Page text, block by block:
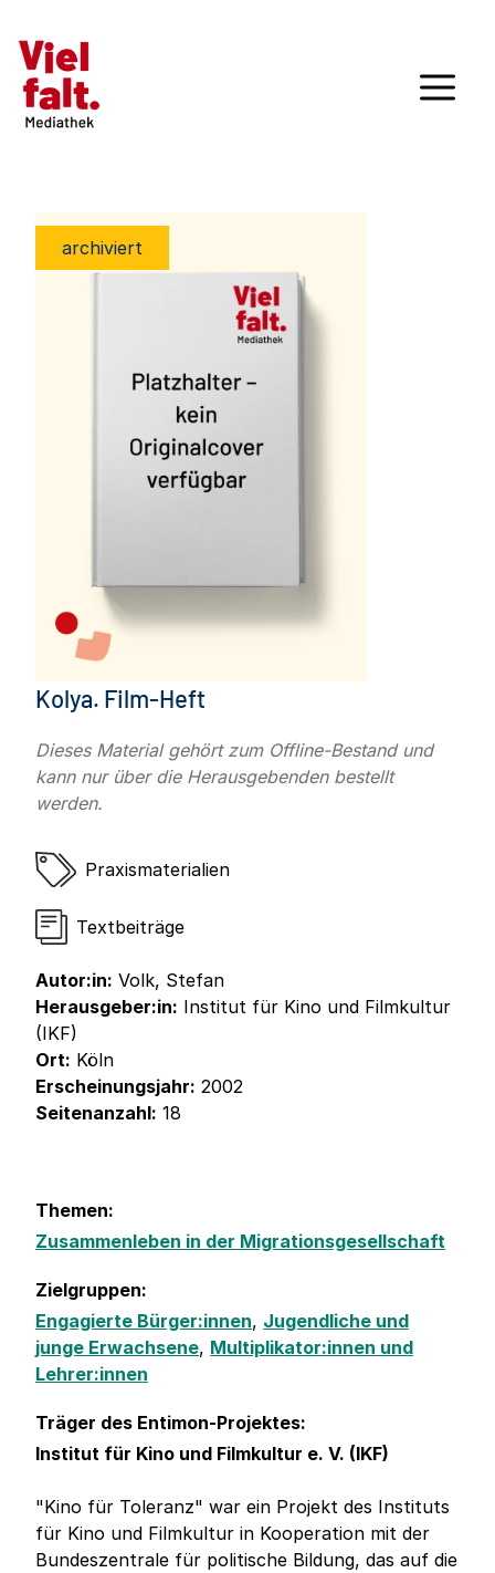
archiviert
Kolya. Film-Heft
Dieses Material gehört zum Offline-Bestand und
kann nur über die Herausgebenden bestellt
werden.
Praxismaterialien
Textbeiträge
Autor:in: Volk, Stefan
Herausgeber:in: Institut für Kino und Filmkultur
(IKF)
Ort: Köln
Erscheinungsjahr: 2002
Seitenanzahl: 18
Themen:
Zusammenleben in der Migrationsgesellschaft
Zielgruppen:
Engagierte Bürger:innen, Jugendliche und
junge Erwachsene, Multiplikator:innen und
Lehrer:innen
Träger des Entimon-Projektes:
Institut für Kino und Filmkultur e. V. (IKF)
"Kino für Toleranz" war ein Projekt des Instituts
für Kino und Filmkultur in Kooperation mit der
Bundeszentrale für politische Bildung, das auf die